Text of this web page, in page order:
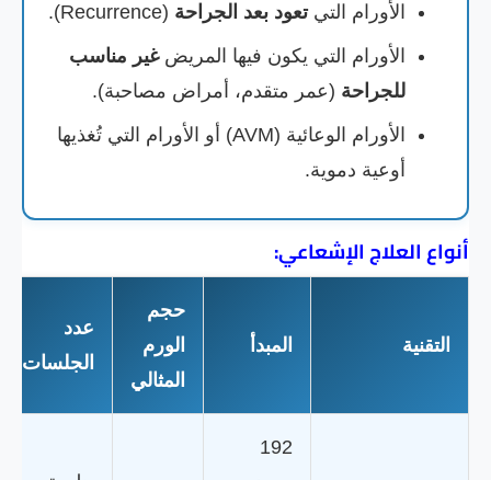
الأورام التيتعود بعد الجراحة (Recurrence).
الأورام التي يكون فيها المريضغير مناسب
للجراحة (عمر متقدم، أمراض مصاحبة).
الأورام الوعائية (AVM) أو الأورام التي تُغذيها
أوعية دموية.
أنواع العلاج الإشعاعي:
التقنية المبدأ
حجم
الورم
المثالي
عدد
الجلسات
192